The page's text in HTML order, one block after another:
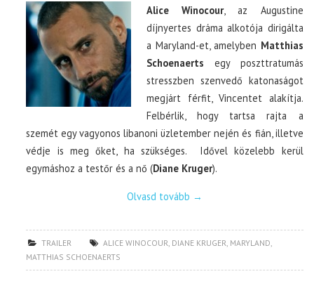
Alice Winocour, az Augustine
díjnyertes dráma alkotója dirigálta
a Maryland-et, amelyben Matthias
Schoenaerts egy poszttratumás
stresszben szenvedő katonaságot
megjárt férfit, Vincentet alakítja.
Felbérlik, hogy tartsa rajta a
szemét egy vagyonos libanoni üzletember nején és fián, illetve
védje is meg őket, ha szükséges. Idővel közelebb kerül
egymáshoz a testőr és a nő (Diane Kruger).
Olvasd tovább →
TRAILER ALICE WINOCOUR, DIANE KRUGER, MARYLAND,
MATTHIAS SCHOENAERTS